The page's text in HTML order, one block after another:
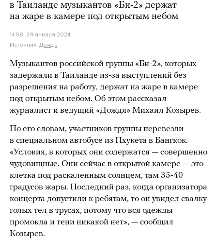
в Таиланде музыкантов «Би-2» держат
на жаре в камере под открытым небом
14:58, 29 января 2024
Источник: Дождь
Музыкантов российской группы «Би-2», которых
задержали в Таиланде из-за выступлений без
разрешения на работу, держат на жаре в камере
под открытым небом. Об этом рассказал
журналист и ведущий «Дождя» Михаил Козырев.
По его словам, участников группы перевезли
в специальном автобусе из Пхукета в Бангкок.
«Условия, в которых они содержатся — совершенно
чудовищные. Они сейчас в открытой камере — это
клетка под раскаленным солнцем, там 35-40
градусов жары. Последний раз, когда организатора
концерта допустили к ребятам, то он увидел свалку
голых тел в трусах, потому что вся одежды
промокла и тени никакой нет», — сообщил
Козырев.